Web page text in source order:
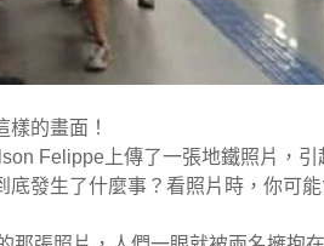
的畫面！
Felippe上傳了一張地鐵照片，
底發生了什麼事？看照片時，你可